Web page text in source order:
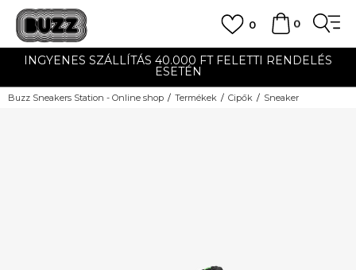
0
0
INGYENES SZÁLLÍTÁS 40.000 FT FELETTI RENDELÉS
ESETÉN
Buzz Sneakers Station - Online shop Termékek Cipők Sneaker